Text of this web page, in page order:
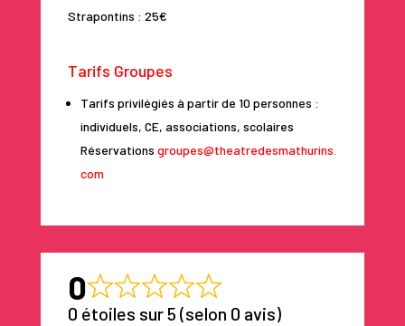
Strapontins : 25€
Tarifs Groupes
Tarifs privilégiés à partir de 10 personnes :
individuels, CE, associations, scolaires
Réservations groupes@theatredesmathurins.
com
0
0 étoiles sur 5 (selon 0 avis)